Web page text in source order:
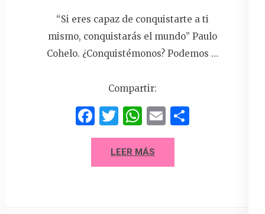
“Si eres capaz de conquistarte a ti
mismo, conquistarás el mundo” Paulo
Cohelo. ¿Conquistémonos? Podemos …
Compartir:
Facebook
Twitter
WhatsApp
Email
LEER MÁS